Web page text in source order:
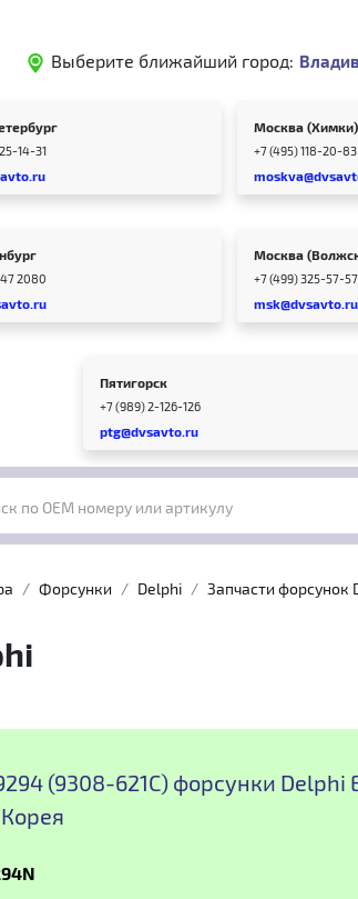
Выберите ближайший город:
14-31
Москва (Химки)
+7 (495) 118-20-83
2080
Москва
+7 (499) 325-57-57
msk@dvsavto.ru
Пятигорск
+7 (989) 2-126-126
ptg@dvsavto.ru
по OEM номеру или артикулу
Форсунки Delphi Запчасти форсунок
(9308-621C) форсунки Delphi